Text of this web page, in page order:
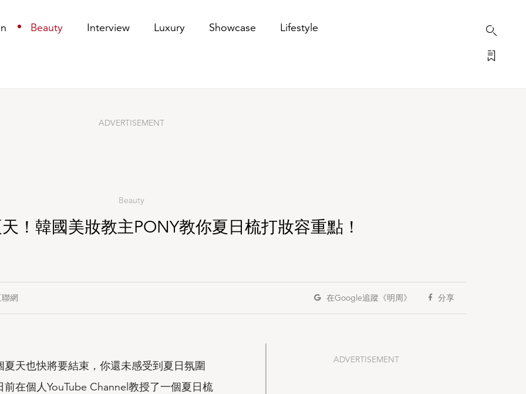
Beauty Interview Luxury Showcase Lifestyle
ADVERTISEMENT
Beauty
！韓國美妝教主PONY教你夏日梳打妝容重點！
網 在Google追蹤《明周》 分享
天也快將要結束，你還未感受到夏日氛圍
在個人YouTube Channel教授了一個夏日梳
ADVERTISEMENT